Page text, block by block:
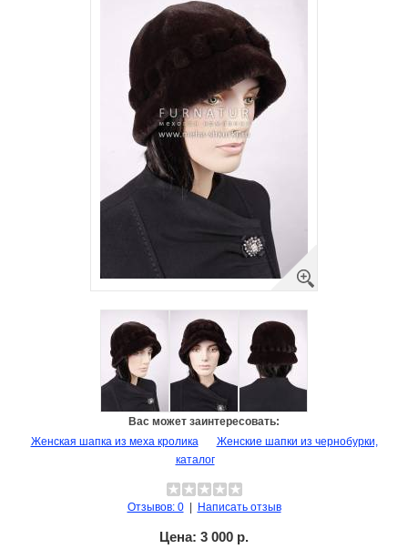
Вас может заинтересовать:
Женская шапка из меха кролика
Женские шапки из чернобурки,
каталог
Отзывов: 0| Написать отзыв
Цена: 3 000 р.